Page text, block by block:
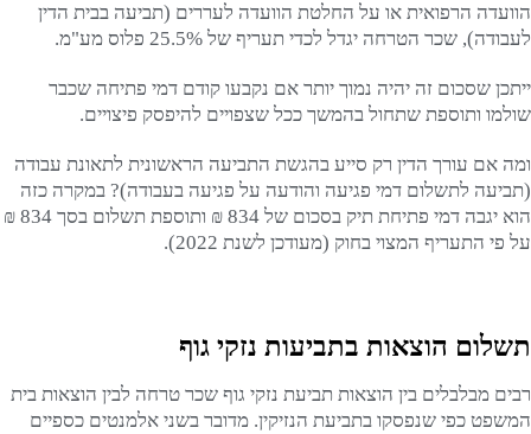
הוועדה הרפואית או על החלטת הוועדה לעררים (תביעה בבית הדין
לעבודה), שכר הטרחה יגדל לכדי תעריף של 25.5% פלוס מע"מ.
ייתכן שסכום זה יהיה נמוך יותר אם נקבעו קודם דמי פתיחה שכבר
שולמו ותוספת שתחול בהמשך ככל שצפויים להיפסק פיצויים.
ומה אם עורך הדין רק סייע בהגשת התביעה הראשונית לתאונת עבודה
(תביעה לתשלום דמי פגיעה והודעה על פגיעה בעבודה)? במקרה כזה
הוא יגבה דמי פתיחת תיק בסכום של 834 ₪ ותוספת תשלום בסך 834 ₪
על פי התעריף המצוי בחוק (מעודכן לשנת 2022).
תשלום הוצאות בתביעות נזקי גוף
רבים מבלבלים בין הוצאות תביעת נזקי גוף שכר טרחה לבין הוצאות בית
המשפט כפי שנפסקו בתביעת הנזיקין. מדובר בשני אלמנטים כספיים